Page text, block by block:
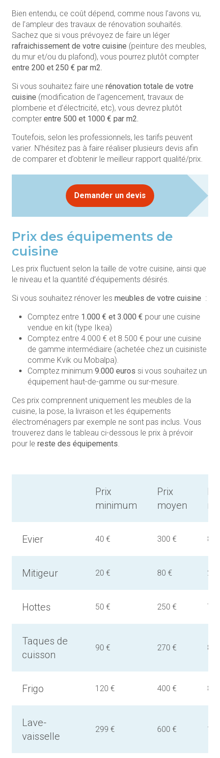
Bien entendu, ce coût dépend, comme nous l’avons vu,
de l’ampleur des travaux de rénovation souhaités.
Sachez que si vous prévoyez de faire un léger
rafraichissement de votre cuisine (peinture des meubles,
du mur et/ou du plafond), vous pourrez plutôt compter
entre 200 et 250 € par m2.
Si vous souhaitez faire une rénovation totale de votre
cuisine (modification de l’agencement, travaux de
plomberie et d’électricité, etc), vous devrez plutôt
compter entre 500 et 1000 € par m2.
Toutefois, selon les professionnels, les tarifs peuvent
varier. N’hésitez pas à faire réaliser plusieurs devis afin
de comparer et d’obtenir le meilleur rapport qualité/prix.
Demander un devis
Prix des équipements de
cuisine
Les prix fluctuent selon la taille de votre cuisine, ainsi que
le niveau et la quantité d’équipements désirés.
Si vous souhaitez rénover les meubles de votre cuisine :
Comptez entre 1.000 € et 3.000 € pour une cuisine
vendue en kit (type Ikea)
Comptez entre 4.000 € et 8.500 € pour une cuisine
de gamme intermédiaire (achetée chez un cuisiniste
comme Kvik ou Mobalpa).
Comptez minimum 9.000 euros si vous souhaitez un
équipement haut-de-gamme ou sur-mesure.
Ces prix comprennent uniquement les meubles de la
cuisine, la pose, la livraison et les équipements
électroménagers par exemple ne sont pas inclus. Vous
trouverez dans le tableau ci-dessous le prix à prévoir
pour le reste des équipements
Prix
minimum
Prix
moyen
Evier 40 € 300 €
Mitigeur 20 € 80 €
Hottes 50 € 250 €
Taques de
cuisson
90 € 270 €
Frigo 120 € 400 €
Lave-
vaisselle
299 € 600 €